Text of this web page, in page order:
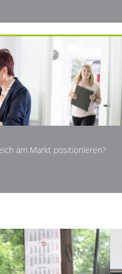
am Markt positionieren?